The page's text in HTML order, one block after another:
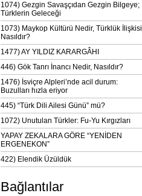
1074) Gezgin Savaşçıdan Gezgin Bilgeye;
Türklerin Geleceği
1073) Maykop Kültürü Nedir, Türklük İlişkisi
Nasıldır?
1477) AY YILDIZ KARARGÂHI
446) Gök Tanrı İnancı Nedir, Nasıldır?
1476) İsviçre Alpleri’nde acil durum:
Buzulları hızla eriyor
445) “Türk Dili Ailesi Günü” mü?
1072) Unutulan Türkler: Fu-Yu Kırgızları
YAPAY ZEKALARA GÖRE “YENİDEN
ERGENEKON”
422) Elendik Üzüldük
Bağlantılar